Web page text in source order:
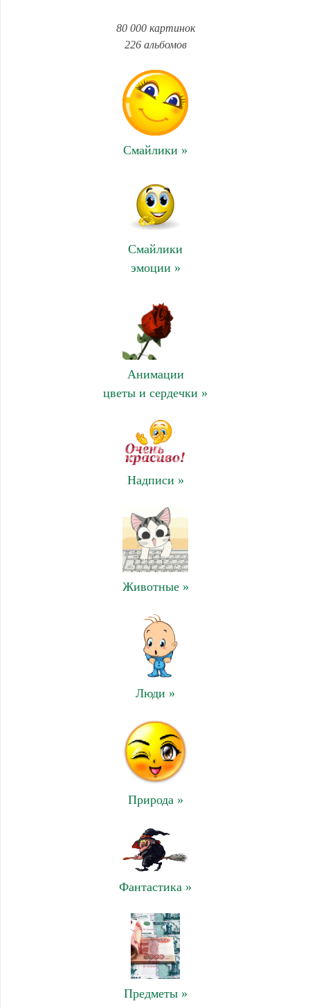
80 000 картинок
226 альбомов
Смайлики »
Смайлики
эмоции »
Анимации
цветы и сердечки »
Надписи »
Животные »
Люди »
Природа »
Фантастика »
Предметы »